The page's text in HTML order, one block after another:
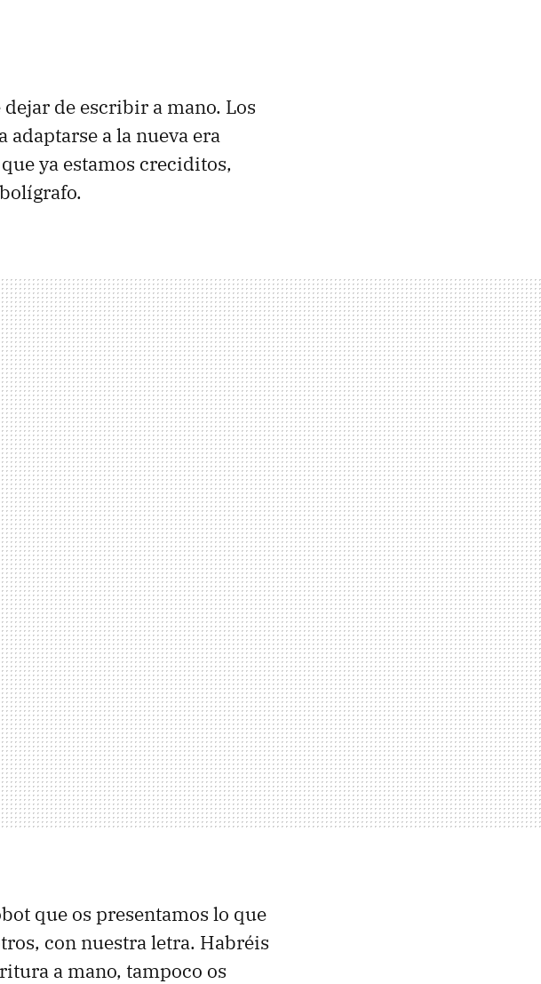
de escribir a mano. Los
a la nueva era
ya estamos creciditos,
que os presentamos lo que
con nuestra letra. Habréis
a mano, tampoco os